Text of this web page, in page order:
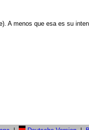
A menos que esa es su